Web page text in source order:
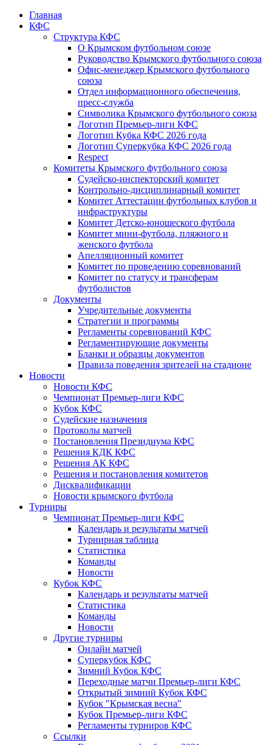
Главная
КФС
Структура КФС
О Крымском футбольном союзе
Руководство Крымского футбольного союза
Офис-менеджер Крымского футбольного
союза
Отдел информационного обеспечения,
пресс-служба
Символика Крымского футбольного союза
Логотип Премьер-лиги КФС
Логотип Кубка КФС 2026 года
Логотип Суперкубка КФС 2026 года
Respect
Комитеты Крымского футбольного союза
Судейско-инспекторский комитет
Контрольно-дисциплинарный комитет
Комитет Аттестации футбольных клубов и
инфраструктуры
Комитет Детско-юношеского футбола
Комитет мини-футбола, пляжного и
женского футбола
Апелляционный комитет
Комитет по проведению соревнований
Комитет по статусу и трансферам
футболистов
Документы
Учредительные документы
Стратегии и программы
Регламенты соревнований КФС
Регламентирующие документы
Бланки и образцы документов
Правила поведения зрителей на стадионе
Новости
Новости КФС
Чемпионат Премьер-лиги КФС
Кубок КФС
Судейские назначения
Протоколы матчей
Постановления Президиума КФС
Решения КДК КФС
Решения АК КФС
Решения и постановления комитетов
Дисквалификации
Новости крымского футбола
Турниры
Чемпионат Премьер-лиги КФС
Календарь и результаты матчей
Турнирная таблица
Статистика
Команды
Новости
Кубок КФС
Календарь и результаты матчей
Статистика
Команды
Новости
Другие турниры
Онлайн матчей
Суперкубок КФС
Зимний Кубок КФС
Переходные матчи Премьер-лиги КФС
Открытый зимний Кубок КФС
Кубок "Крымская весна"
Кубок Премьер-лиги КФС
Регламенты турниров КФС
Ссылки